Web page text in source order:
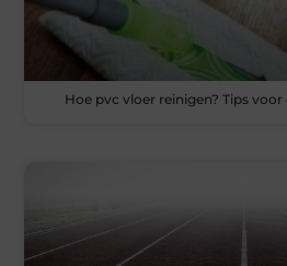
Hoe pvc vloer reinigen? Tips